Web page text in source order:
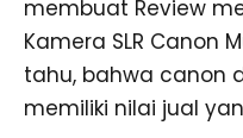
membuat Review
Kamera SLR Canon
tahu, bahwa canon
memiliki nilai jual